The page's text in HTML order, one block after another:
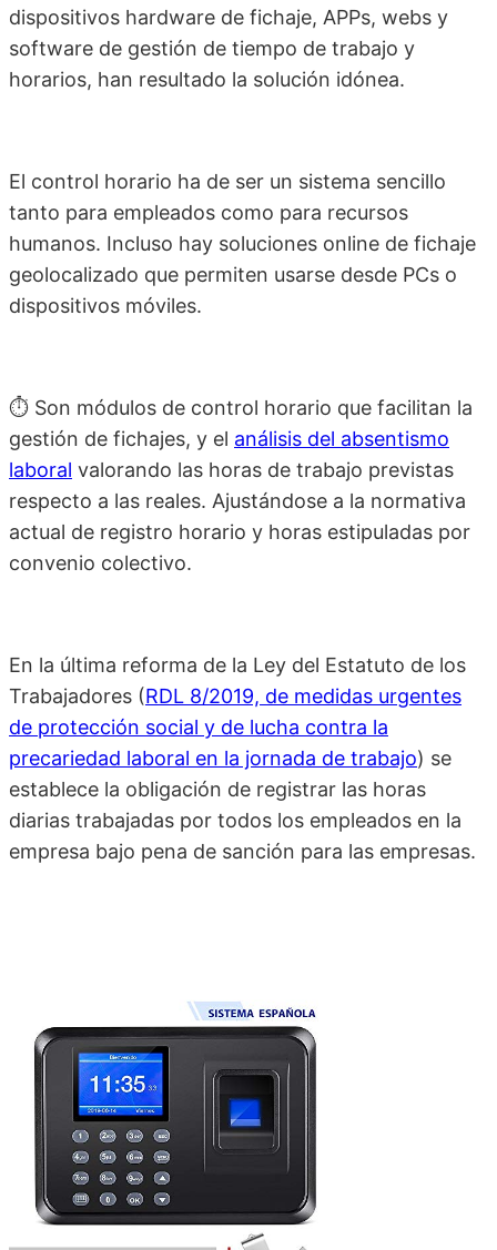
dispositivos hardware de fichaje, APPs, webs y
software de gestión de tiempo de trabajo y
horarios, han resultado la solución idónea.
El control horario ha de ser un sistema sencillo
tanto para empleados como para recursos
humanos. Incluso hay soluciones online de fichaje
geolocalizado que permiten usarse desde PCs o
dispositivos móviles.
⏱️ Son módulos de control horario que facilitan la
gestión de fichajes, y el análisis del absentismo
laboral valorando las horas de trabajo previstas
respecto a las reales. Ajustándose a la normativa
actual de registro horario y horas estipuladas por
convenio colectivo.
En la última reforma de la Ley del Estatuto de los
Trabajadores (RDL 8/2019, de medidas urgentes
de protección social y de lucha contra la
precariedad laboral en la jornada de trabajo) se
establece la obligación de registrar las horas
diarias trabajadas por todos los empleados en la
empresa bajo pena de sanción para las empresas.